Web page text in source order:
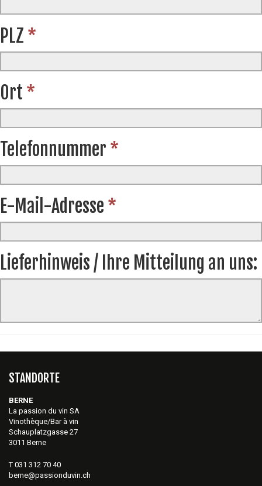
PLZ *
Ort *
Telefonnummer *
E-Mail-Adresse *
Lieferhinweis / Ihre Mitteilung an uns:
STANDORTE
BERNE
La passion du vin SA
Vinothèque/Bar à vin
Schauplatzgasse 27
3011 Berne
T 031 312 70 40
berne@passionduvin.ch